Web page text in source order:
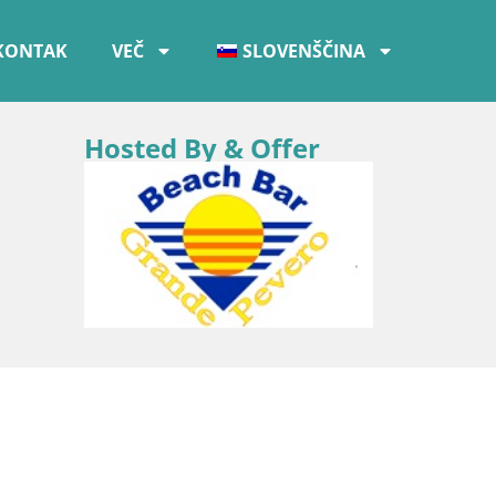
VEČ SLOVENŠČINA
Hosted By & Offer